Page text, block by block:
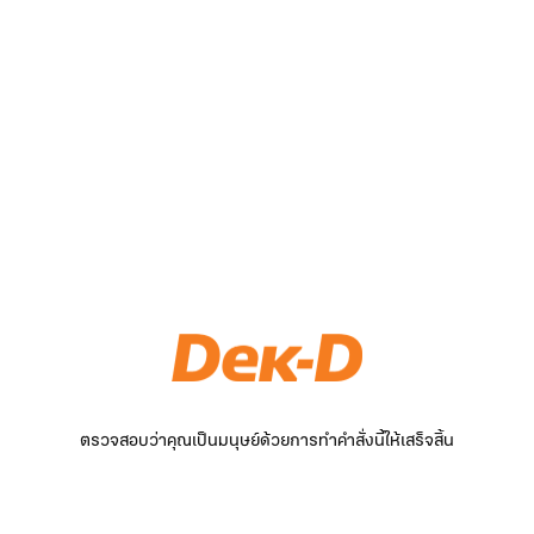
ตรวจสอบว่าคุณเป็นมนุษย์ด้วยการทำคำสั่งนี้ให้เสร็จสิ้น